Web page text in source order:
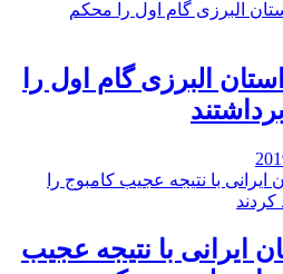
البرزی گام اول را
ایرانی با نتیجه عجیب